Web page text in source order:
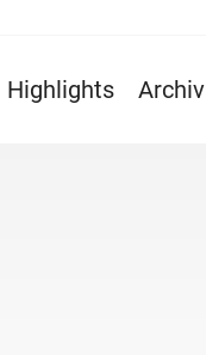
Highlights Archiv